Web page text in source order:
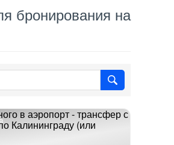
бронирования на